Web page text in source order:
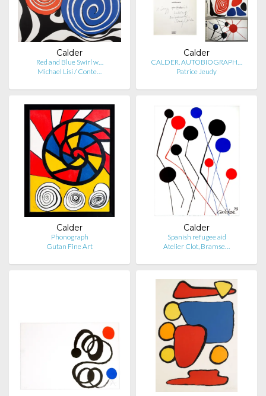
Calder
Red and Blue Swirl w…
Michael Lisi / Conte…
Calder
CALDER. AUTOBIOGRAPH…
Patrice Jeudy
Calder
Phonograph
Gutan Fine Art
Calder
Spanish refugee aid
Atelier Clot, Bramse…